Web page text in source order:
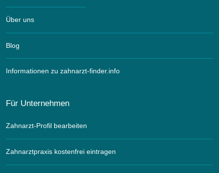
Über uns
Blog
Informationen zu zahnarzt-finder.info
Für Unternehmen
Zahnarzt-Profil bearbeiten
Zahnarztpraxis kostenfrei eintragen